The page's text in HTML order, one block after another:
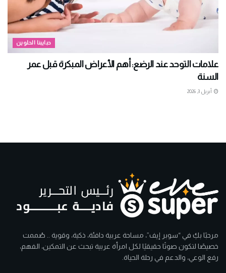
حبايبنا الحلوين
علامات التوحد عند الرضع: أهم الأعراض المبكرة قبل عمر
السنة
أبريل 3, 2026
مرحبًا بكِ في “سوبر إيف”، مساحة عربية دافئة، ذكية، وقوية .. صُممت
خصيصًا لتكون صوتًا حقيقيًا لكل امرأة عربية تبحث عن التمكين، الفهم،
رفع الوعي، والدعم في رحلة الحياة.